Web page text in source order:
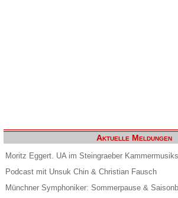
Aktuelle Meldungen
Moritz Eggert. UA im Steingraeber
Podcast mit Unsuk Chin & Christian Fausch
Münchner Symphoniker: Sommerpause &